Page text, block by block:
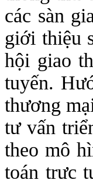
các sàn
giới thiệu
hội giao
tuyến.
thương
tư vấn
theo mô
toán trực